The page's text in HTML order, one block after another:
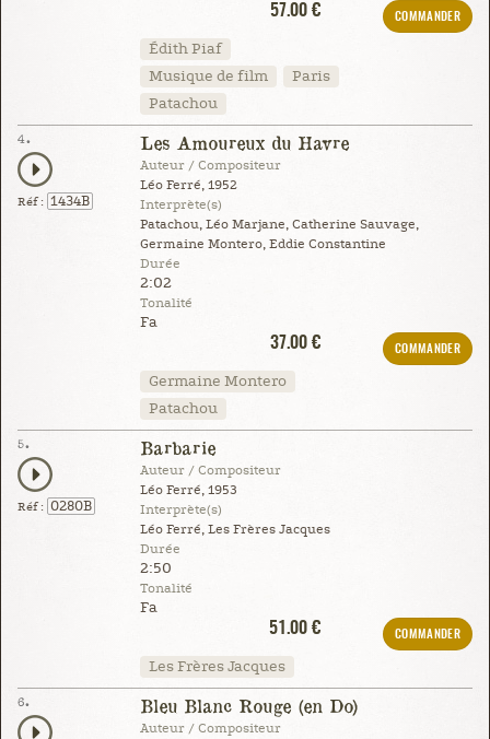
57.00 €
COMMANDER
Édith Piaf
Musique de film
Paris
Patachou
4.
Réf : 1434B
Les Amoureux du Havre
Auteur / Compositeur
Léo Ferré, 1952
Interprète(s)
Patachou, Léo Marjane, Catherine Sauvage,
Germaine Montero, Eddie Constantine
Durée
2:02
Tonalité
Fa
37.00 €
COMMANDER
Germaine Montero
Patachou
5.
Réf : 0280B
Barbarie
Auteur / Compositeur
Léo Ferré, 1953
Interprète(s)
Léo Ferré, Les Frères Jacques
Durée
2:50
Tonalité
Fa
51.00 €
COMMANDER
Les Frères Jacques
6. Bleu Blanc Rouge (en Do)
Auteur / Compositeur